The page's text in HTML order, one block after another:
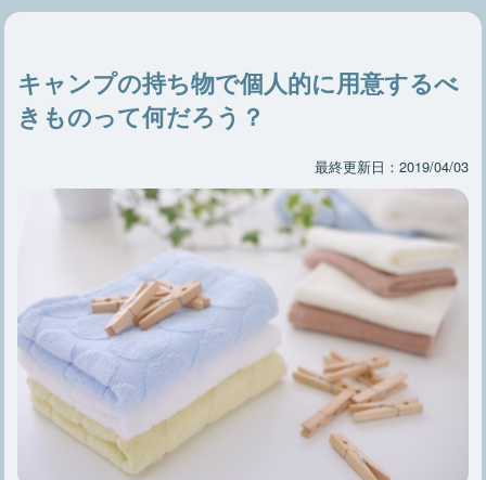
キャンプの持ち物で個人的に用意するべ
きものって何だろう？
最終更新日：2019/04/03